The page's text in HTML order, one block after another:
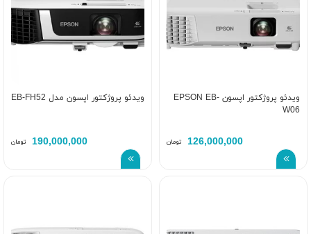
ویدئو پروژکتور اپسون EPSON EB-
W06
126,000,000 تومان
ویدئو پروژکتور اپسون مدل EB-FH52
190,000,000 تومان